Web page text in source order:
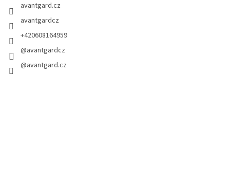
avantgard.cz
avantgardcz
+420608164959
@avantgardcz
@avantgard.cz